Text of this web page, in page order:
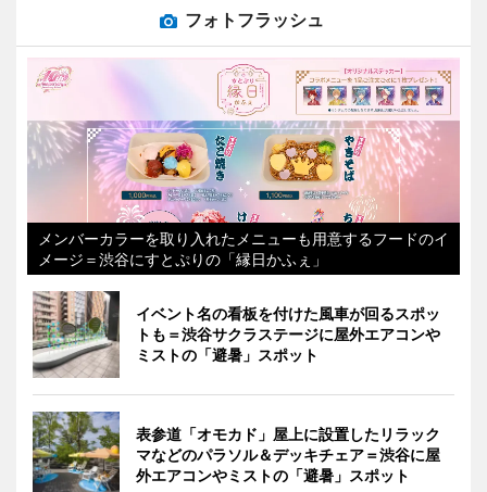
フォトフラッシュ
メンバーカラーを取り入れたメニューも用意するフードのイ
メージ＝渋谷にすとぷりの「縁日かふぇ」
イベント名の看板を付けた風車が回るスポッ
トも＝渋谷サクラステージに屋外エアコンや
ミストの「避暑」スポット
表参道「オモカド」屋上に設置したリラック
マなどのパラソル＆デッキチェア＝渋谷に屋
外エアコンやミストの「避暑」スポット